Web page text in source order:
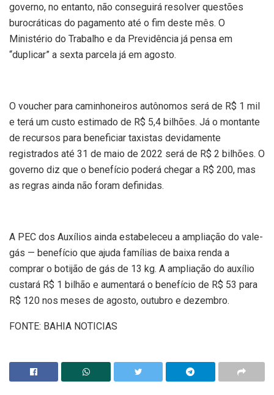
governo, no entanto, não conseguirá resolver questões
burocráticas do pagamento até o fim deste mês. O
Ministério do Trabalho e da Previdência já pensa em
“duplicar” a sexta parcela já em agosto.
O voucher para caminhoneiros autônomos será de R$ 1 mil
e terá um custo estimado de R$ 5,4 bilhões. Já o montante
de recursos para beneficiar taxistas devidamente
registrados até 31 de maio de 2022 será de R$ 2 bilhões. O
governo diz que o benefício poderá chegar a R$ 200, mas
as regras ainda não foram definidas.
A PEC dos Auxílios ainda estabeleceu a ampliação do vale-
gás — benefício que ajuda famílias de baixa renda a
comprar o botijão de gás de 13 kg. A ampliação do auxílio
custará R$ 1 bilhão e aumentará o benefício de R$ 53 para
R$ 120 nos meses de agosto, outubro e dezembro.
FONTE: BAHIA NOTICIAS